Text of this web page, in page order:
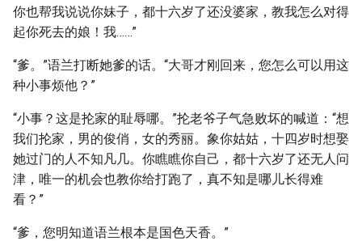
你也帮我说说你妹子，都十六岁了还没婆家，教我怎么对得
起你死去的娘！我……”
“爹。”语兰打断她爹的话。“大哥才刚回来，您怎么可以用这
种小事烦他？”
“小事？这是抡家的耻辱哪。”抡老爷子气急败坏的喊道：“想
我们抡家，男的俊俏，女的秀丽。象你姑姑，十四岁时想娶
她过门的人不知凡几。你瞧瞧你自己，都十六岁了还无人问
津，唯一的机会也教你给打跑了，真不知是哪儿长得难
看？”
“爹，您明知道语兰根本是国色天香。”